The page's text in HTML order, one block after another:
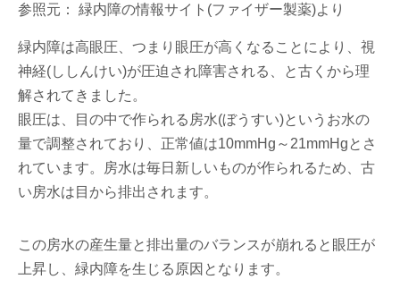
参照元： 緑内障の情報サイト(ファイザー製薬)より
緑内障は高眼圧、つまり眼圧が高くなることにより、視
神経(ししんけい)が圧迫され障害される、と古くから理
解されてきました。
眼圧は、目の中で作られる房水(ぼうすい)というお水の
量で調整されており、正常値は10mmHg～21mmHgとさ
れています。房水は毎日新しいものが作られるため、古
い房水は目から排出されます。
この房水の産生量と排出量のバランスが崩れると眼圧が
上昇し、緑内障を生じる原因となります。